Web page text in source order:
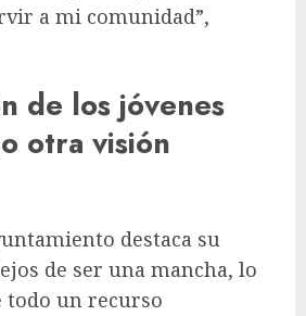
a mi comunidad”,
de los jóvenes
otra visión
destaca su
de ser una mancha, lo
todo un recurso